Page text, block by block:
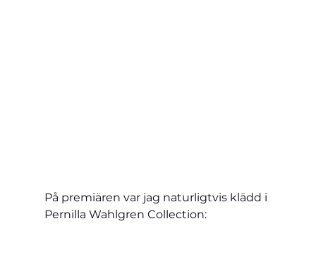
På premiären var jag naturligtvis klädd i
Pernilla Wahlgren Collection: